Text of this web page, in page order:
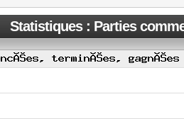
Statistiques : Parties